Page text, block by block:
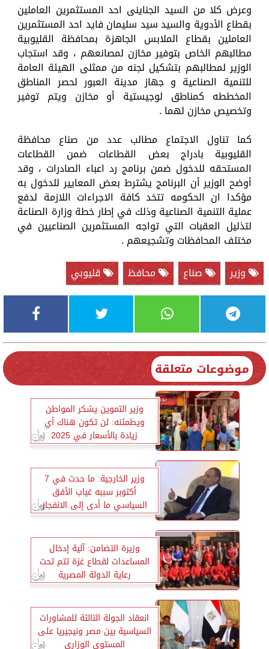
وعرض كلا من السيد الجناينى احد المستثمرين العاملين
بقطاع الأدوية والسيد سيد سليمان فايد احد المستثمرين
العاملين بقطاع الملابس الجاهزة بمحافظة القليوبية
مطالبهم الخاص بتوفير مخازن لمصانعهم ، وقد استجاب
الوزير لمطالبهم بتشكيل لجنه من ممثلى الهيئة العامة
للتنمية الصناعية و جهاز مدينة العبور لحصر المناطق
المخططه كمناطق لوجيستية أو مخازن ويتم توفير
وتخصيص مخازن لهما .
كما تناول الاجتماع مطالب عدد من صناع محافظة
القليوبية بادراج بعض القطاعات ضمن القطاعات
المستحقه للدخول ضمن برنامج رد اعباء الصادرات ، وقد
أوضح الوزير أن البرنامج يشترط بعض المعايير للدخول به
مؤكدا ان الحكومه تتخد كافة الاجراءات اللازمة لدفع
عملية التنمية الصناعية وذلك في إطار خطة وزارة الصناعة
لتذليل العقبات التي تواجه المستثمرين الصناعيين في
مختلف المحافظات وتشجيعهم .
وزير
صناع محافظ قليوبي
موضوعات متعلقة
وزير التموين يشكر المواطن
ويطمئنه: لن تكون هناك أي
زيادة بالأسعار في 2025
وزير الخارجية: ما حدث في 7
أكتوبر سببه غياب الأفق
السياسي ما أدى إلى الانفجار
وزيرة التضامن: آلية إدخال
المساعدات لقطاع غزة تتم تحت
رعاية الدولة المصرية
انعقاد الجولة الثالثة للمشاورات
السياسية بين مصر ونيجيريا على
المستوى الوزاري